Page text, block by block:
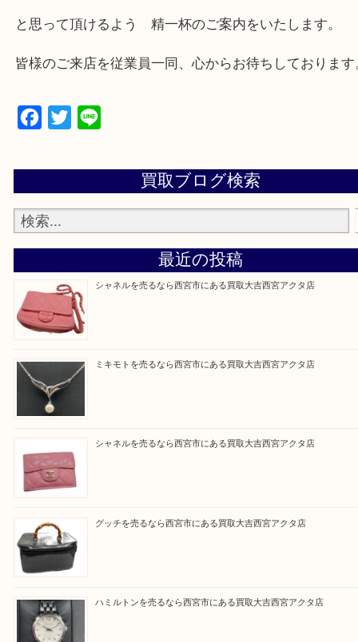
西宮市・芦屋市その他日帰り出来る範囲で承ります
上記地域にない場合も、ご相談下さい。
※品数が多い時・外出できない時・重い時、まとめ
しい時などにご利用下さいませ。
『大吉西宮アクタ店に来てよかった！』
と思って頂けるよう 精一杯のご案内をいたします
皆様のご来店を従業員一同、心からお待ちしており
Facebook
Twitter
シャネルを売るなら西宮市にある買取大吉西宮アクタ店